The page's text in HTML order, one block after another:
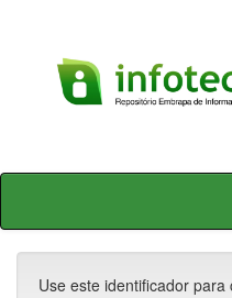
Skip
Use este identificador